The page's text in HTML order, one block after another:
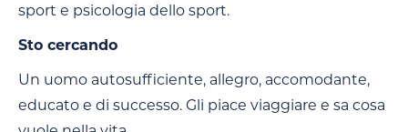
sport e psicologia dello sport.
Sto cercando
Un uomo autosufficiente, allegro, accomodante,
educato e di successo. Gli piace viaggiare e sa cosa